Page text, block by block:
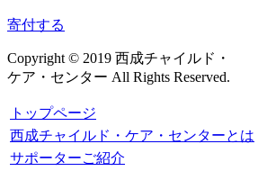
寄付する
Copyright © 2019 西成チャイルド・
ケア・センター All Rights Reserved.
トップページ
西成チャイルド・ケア・センターとは
サポーターご紹介